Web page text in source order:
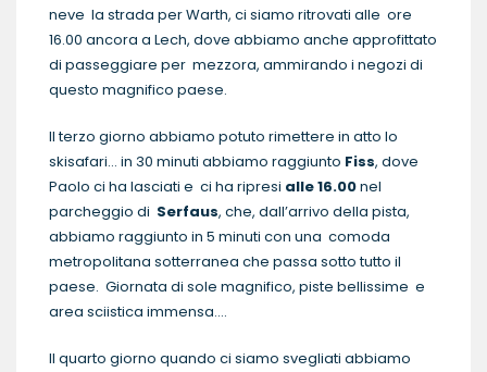
neve la strada per Warth, ci siamo ritrovati alle ore
16.00 ancora a Lech, dove abbiamo anche approfittato
di passeggiare per mezzora, ammirando i negozi di
questo magnifico paese.
Il terzo giorno abbiamo potuto rimettere in atto lo
skisafari… in 30 minuti abbiamo raggiunto Fiss, dove
Paolo ci ha lasciati e ci ha ripresi alle 16.00nel
parcheggio di Serfaus, che, dall’arrivo della pista,
abbiamo raggiunto in 5 minuti con una comoda
metropolitana sotterranea che passa sotto tutto il
paese. Giornata di sole magnifico, piste bellissime e
area sciistica immensa….
Il quarto giorno quando ci siamo svegliati abbiamo